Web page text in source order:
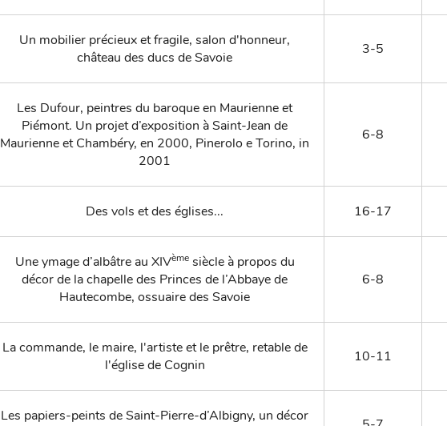
Un mobilier précieux et fragile, salon d'honneur,
château des ducs de Savoie
3-5
Les Dufour, peintres du baroque en Maurienne et
Piémont. Un projet d’exposition à Saint-Jean de
Maurienne et Chambéry, en 2000, Pinerolo e Torino, in
2001
6-8
Des vols et des églises... 16-17
Une ymage d’albâtre au XIVèmesiècle à propos du
décor de la chapelle des Princes de l’Abbaye de
Hautecombe, ossuaire des Savoie
6-8
La commande, le maire, l'artiste et le prêtre, retable de
l'église de Cognin
10-11
Les papiers-peints de Saint-Pierre-d’Albigny, un décor